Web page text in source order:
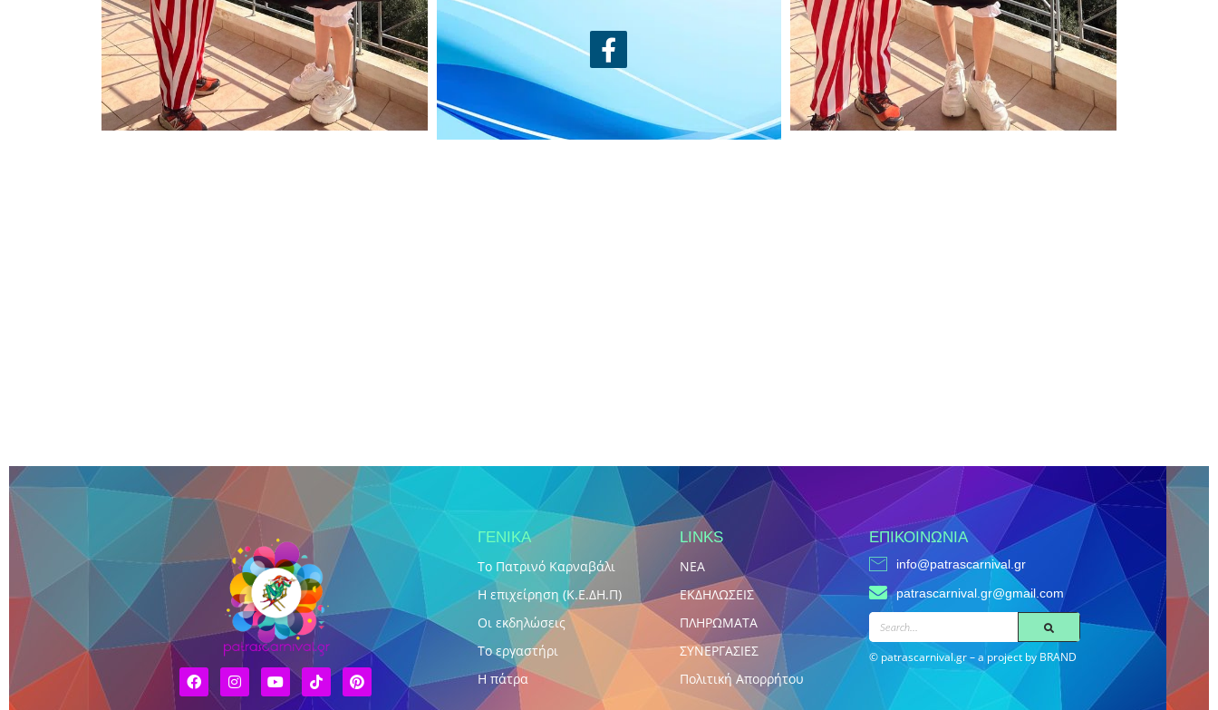
ΓΕΝΙΚΑ
Το Πατρινό Καρναβάλι
Η επιχείρηση (Κ.Ε.ΔΗ.Π)
Οι εκδηλώσεις
Το εργαστήρι
Η πάτρα
LINKS
NEA
ΕΚΔΗΛΩΣΕΙΣ
ΠΛΗΡΩΜΑΤΑ
ΣΥΝΕΡΓΑΣΙΕΣ
Πολιτική Απορρήτου
ΕΠΙΚΟΙΝΩΝΊΑ
info@patrascarnival.gr
patrascarnival.gr@gmail.com
© patrascarnival.gr – a project by BRAND